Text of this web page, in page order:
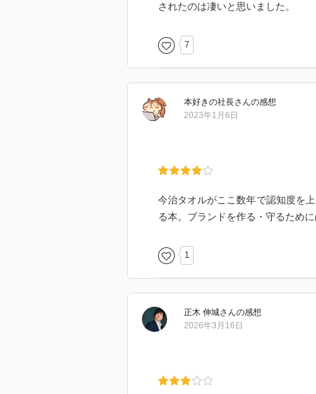
されたのは凄いと思いました。
7
本好きの社長さんの感想
2023年1月6日
今治タオルがここ数年で認知度を
る本。ブランドを作る・守るため
1
正木 伸城さんの感想
2026年3月16日